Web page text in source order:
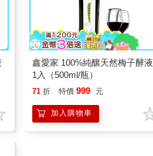
鑫愛家 100%純釀天然梅子酵液
1入（500ml/瓶）
71 折 特價 999 元
加入購物車